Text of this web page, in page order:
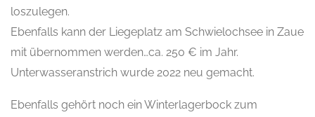
loszulegen.
Ebenfalls kann der Liegeplatz am Schwielochsee in Zaue
mit übernommen werden…ca. 250 € im Jahr.
Unterwasseranstrich wurde 2022 neu gemacht.
Ebenfalls gehört noch ein Winterlagerbock zum